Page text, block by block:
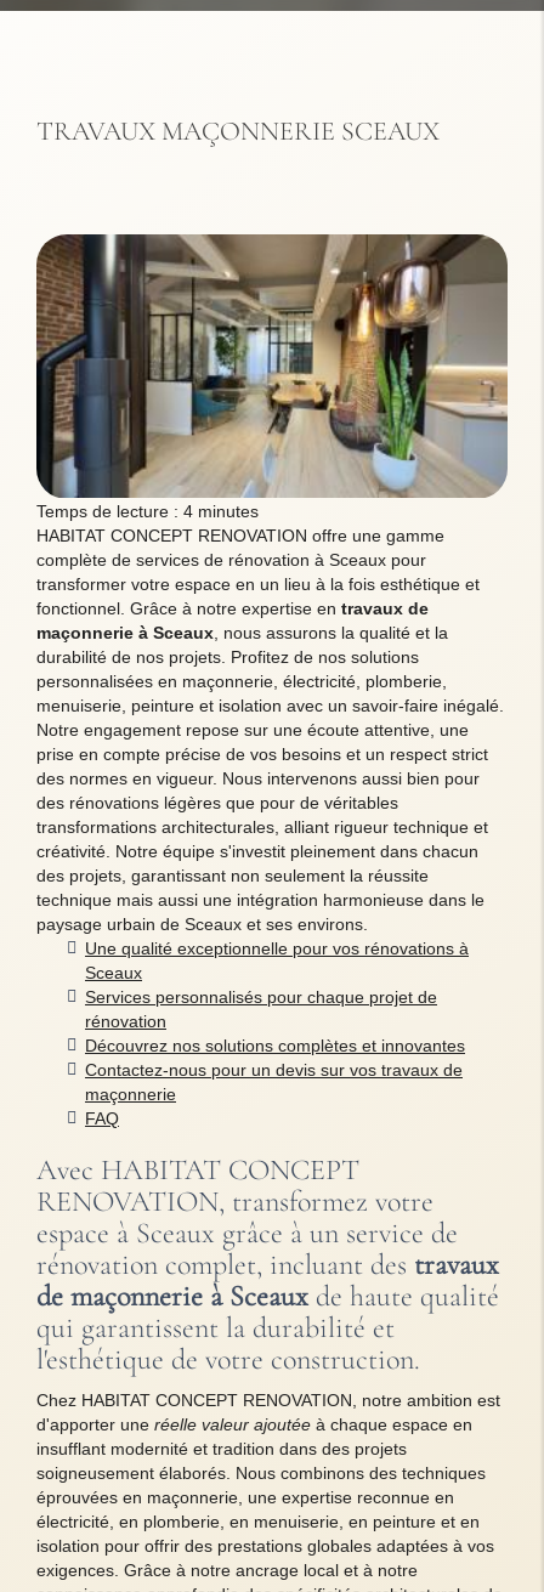
TRAVAUX MAÇONNERIE SCEAUX
Temps de lecture : 4 minutes
HABITAT CONCEPT RENOVATION offre une gamme
complète de services de rénovation à Sceaux pour
transformer votre espace en un lieu à la fois esthétique et
fonctionnel. Grâce à notre expertise en travaux de
maçonnerie à Sceaux , nous assurons la qualité et la
durabilité de nos projets. Profitez de nos solutions
personnalisées en maçonnerie, électricité, plomberie,
menuiserie, peinture et isolation avec un savoir-faire inégalé.
Notre engagement repose sur une écoute attentive, une
prise en compte précise de vos besoins et un respect strict
des normes en vigueur. Nous intervenons aussi bien pour
des rénovations légères que pour de véritables
transformations architecturales, alliant rigueur technique et
créativité. Notre équipe s'investit pleinement dans chacun
des projets, garantissant non seulement la réussite
technique mais aussi une intégration harmonieuse dans le
paysage urbain de Sceaux et ses environs.
Une qualité exceptionnelle pour vos rénovations à
Sceaux
Services personnalisés pour chaque projet de
rénovation
Découvrez nos solutions complètes et innovantes
Contactez-nous pour un devis sur vos travaux de
maçonnerie
FAQ
Avec HABITAT CONCEPT
RENOVATION, transformez votre
espace à Sceaux grâce à un service de
rénovation complet, incluant des travaux
de maçonnerie à Sceauxde haute qualité
qui garantissent la durabilité et
l'esthétique de votre construction.
Chez HABITAT CONCEPT RENOVATION, notre ambition est
d'apporter une réelle valeur ajoutée à chaque espace en
insufflant modernité et tradition dans des projets
soigneusement élaborés. Nous combinons des techniques
éprouvées en maçonnerie, une expertise reconnue en
électricité, en plomberie, en menuiserie, en peinture et en
isolation pour offrir des prestations globales adaptées à vos
exigences. Grâce à notre ancrage local et à notre